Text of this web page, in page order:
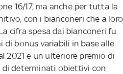
16/17, ma anche per tutta la
con i bianconeri che a loro
cifra spesa dai bianconeri fu
di bonus variabili in base alle
2021 e un ulteriore premio di
di determinati obiettivi con